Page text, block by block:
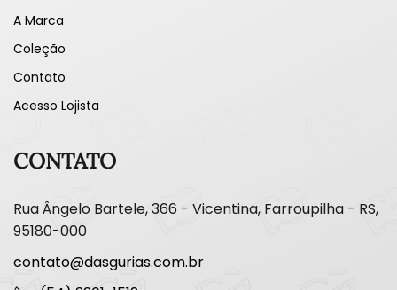
A Marca
Coleção
Contato
Acesso Lojista
CONTATO
Rua Ângelo Bartele, 366 - Vicentina, Farroupilha - RS,
95180-000
contato@dasgurias.com.br